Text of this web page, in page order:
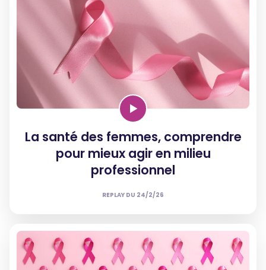
La santé des femmes, comprendre
pour mieux agir en milieu
professionnel
REPLAY DU 24/2/26